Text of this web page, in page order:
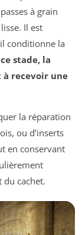
à grain
Il est
conditionne la
stade, la
recevoir une
la réparation
ou d’inserts
en conservant
cachet.